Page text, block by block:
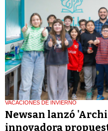
VACACIONES DE INVIERNO
Newsan lanzó
innovadora